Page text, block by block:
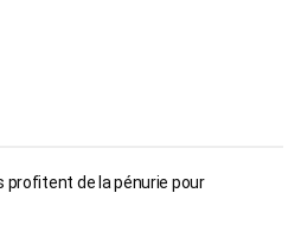
profitent de la pénurie pour